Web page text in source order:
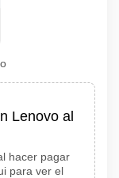
Lenovo al
hacer pagar
para ver el